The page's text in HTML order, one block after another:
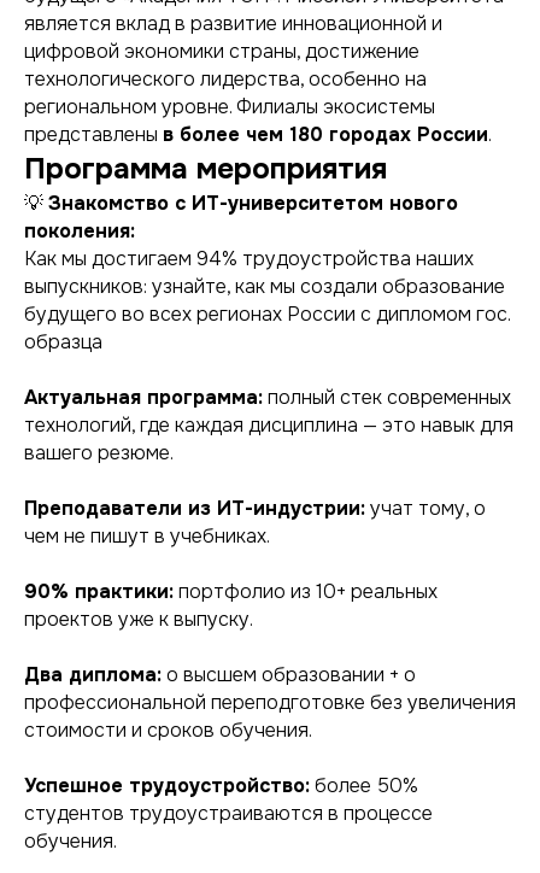
является вклад в развитие инновационной и
цифровой экономики страны, достижение
технологического лидерства, особенно на
региональном уровне. Филиалы экосистемы
представлены в более чем 180 городах России.
Программа мероприятия
💡Знакомство с ИТ-университетом нового
поколения:
Как мы достигаем 94% трудоустройства наших
выпускников: узнайте, как мы создали образование
будущего во всех регионах России с дипломом гос.
образца
Актуальная программа:полный стек современных
технологий, где каждая дисциплина — это навык для
вашего резюме.
Преподаватели из ИТ-индустрии:учат тому, о
чем не пишут в учебниках.
90% практики:портфолио из 10+ реальных
проектов уже к выпуску.
Два диплома:о высшем образовании + о
профессиональной переподготовке без увеличения
стоимости и сроков обучения.
Успешное трудоустройство:более 50%
студентов трудоустраиваются в процессе
обучения.